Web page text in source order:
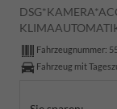
Fahrzeugnummer:
Fahrzeug mit